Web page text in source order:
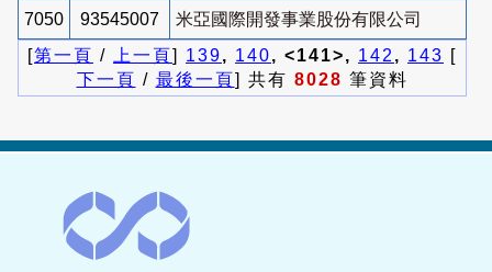
7050 93545007
米亞國際開發事業股份有限公司
[第一頁 / 上一頁] 139, 140, <141>, 142 , 143 [
下一頁 / 最後一頁] 共有 8028 筆資料